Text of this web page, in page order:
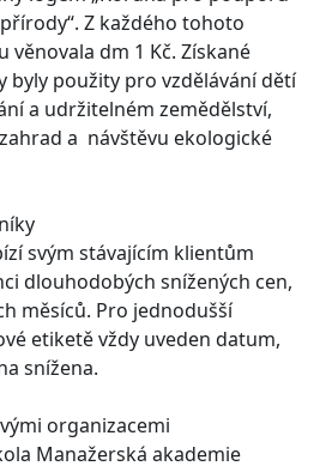
Z každého tohoto
dm 1 Kč. Získané
byly použity pro vzdělávání dětí
a udržitelném zemědělství,
a návštěvu ekologické
svým stávajícím klientům
dlouhodobých snížených cen,
měsíců. Pro jednodušší
etiketě vždy uveden datum,
snížena.
organizacemi
Manažerská akademie